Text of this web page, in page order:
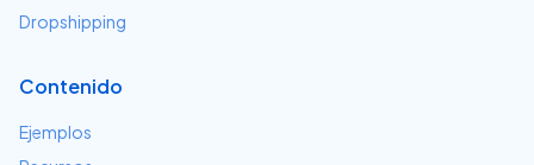
Dropshipping
Contenido
Ejemplos